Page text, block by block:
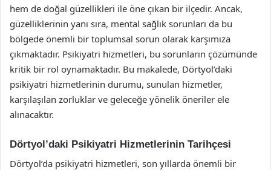
hem de doğal güzellikleri ile öne çıkan bir ilçedir. Ancak,
güzelliklerinin yanı sıra, mental sağlık sorunları da bu
bölgede önemli bir toplumsal sorun olarak karşımıza
çıkmaktadır. Psikiyatri hizmetleri, bu sorunların çözümünde
kritik bir rol oynamaktadır. Bu makalede, Dörtyol’daki
psikiyatri hizmetlerinin durumu, sunulan hizmetler,
karşılaşılan zorluklar ve geleceğe yönelik öneriler ele
alınacaktır.
Dörtyol’daki Psikiyatri Hizmetlerinin Tarihçesi
Dörtyol’da psikiyatri hizmetleri, son yıllarda önemli bir